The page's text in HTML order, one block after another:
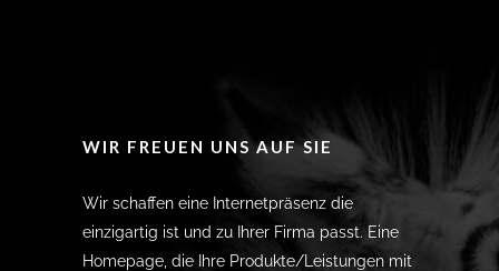
WIR FREUEN UNS AUF SIE
Wir schaffen eine Internetpräsenz die
einzigartig ist und zu Ihrer Firma passt. Eine
Homepage, die Ihre Produkte/Leistungen mit